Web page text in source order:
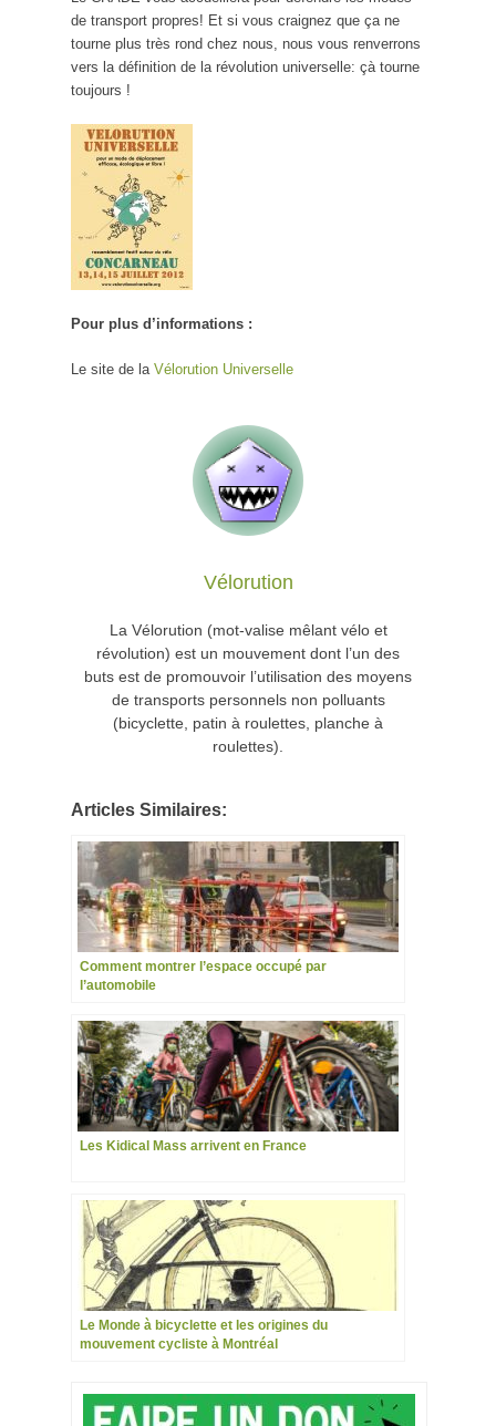
de transport propres! Et si vous craignez que ça ne
tourne plus très rond chez nous, nous vous renverrons
vers la définition de la révolution universelle: çà tourne
toujours !
Pour plus d’informations :
Le site de la Vélorution Universelle
Vélorution
La Vélorution (mot-valise mêlant vélo et
révolution) est un mouvement dont l’un des
buts est de promouvoir l’utilisation des moyens
de transports personnels non polluants
(bicyclette, patin à roulettes, planche à
roulettes).
Articles Similaires:
Comment montrer l’espace occupé par
l’automobile
Les Kidical Mass arrivent en France
Le Monde à bicyclette et les origines du
mouvement cycliste à Montréal